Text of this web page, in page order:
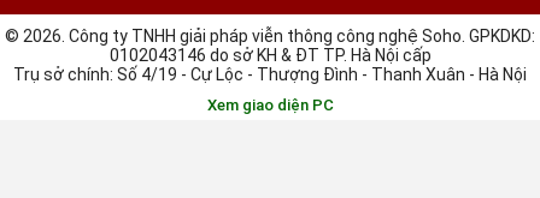
© 2026. Công ty TNHH giải pháp viễn thông công nghệ Soho. GPKDKD:
0102043146 do sở KH & ĐT TP. Hà Nội cấp
Trụ sở chính: Số 4/19 - Cự Lộc - Thượng Đình - Thanh Xuân - Hà Nội
Xem giao diện PC